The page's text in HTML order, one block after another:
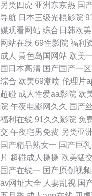
情 国产微拍 久久青草 青青
傳媒 日本黄色网 亚洲性爱小
91精品国产白丝 TS赵恩静
人妻 成人亚洲一区 欧美精品
看 国内肏屄视频 日韩123区
蜜芽影视 婷婷四色超碰 成
蜜臀人妻精 亚洲操逼在线 99
92 91传媒在线视频 福利嫂
另类四虎 亚洲东京热 国
导航 日本三级光棍影院
媒观看网站 综合日韩欧美
网站在线 69性影院 福利
成人 黄色岛国网站 欧美
国日本高清 国产国产一区
综合 欧美69潮喷 伦理片
超碰 成人性爱aa影院 欧
院 午夜电影网久久 国产
福利在线 91久久影院 免
交 午夜宅男免费 另类亚
国产精品熟女一 国产巨
片 超碰成人操操 欧美猛
国产在线一 国产原创视
av网址大全 人妻乱视 国